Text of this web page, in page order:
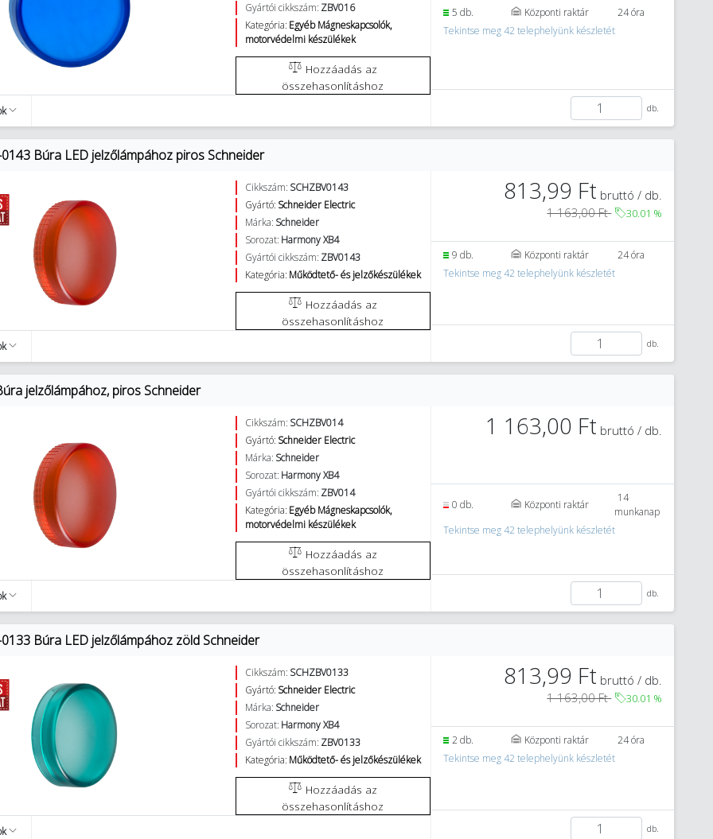
Gyártói cikkszám: ZBV016
Kategória: Egyéb Mágneskapcsolók,
motorvédelmi készülékek
összehasonlításhoz
5 db. Központi raktár
24 óra
Tekintse meg 42 telephelyünk készletét
db.
Búra LED jelzőlámpához piros Schneider
Cikkszám: SCHZBV0143
Gyártó: Schneider Electric
Márka: Schneider
Sorozat: Harmony XB4
Gyártói cikkszám: ZBV0143
Kategória: Működtető- és jelzőkészülékek
összehasonlításhoz
813,99 Ft bruttó / db.
1 163,00 Ft
30.01 %
9 db. Központi raktár
24 óra
Tekintse meg 42 telephelyünk készletét
db.
jelzőlámpához, piros Schneider
Cikkszám: SCHZBV014
Gyártó: Schneider Electric
Márka: Schneider
Sorozat: Harmony XB4
Gyártói cikkszám: ZBV014
Kategória: Egyéb Mágneskapcsolók,
motorvédelmi készülékek
összehasonlításhoz
1 163,00 Ft bruttó / db.
0 db. Központi raktár
14
munkanap
Tekintse meg 42 telephelyünk készletét
db.
Búra LED jelzőlámpához zöld Schneider
Cikkszám: SCHZBV0133
Gyártó: Schneider Electric
Márka: Schneider
Sorozat: Harmony XB4
Gyártói cikkszám: ZBV0133
Kategória: Működtető- és jelzőkészülékek
összehasonlításhoz
813,99 Ft bruttó / db.
1 163,00 Ft
30.01 %
2 db. Központi raktár
24 óra
Tekintse meg 42 telephelyünk készletét
db.